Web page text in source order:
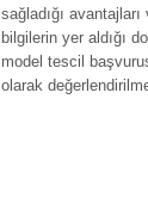
sağladığı
bilgilerin yer aldığı
model tescil
olarak